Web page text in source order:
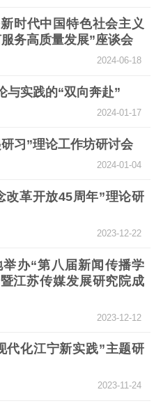
活动 紫艺舞台
文明
典型
宣传
全民国防教育
保护利
用
阅读
出版监管
打非
电影市场
时代中国特色社会主义
务高质量发展”座谈会
2024-06-18
与实践的“双向奔赴”
2024-01-17
习”理论工作坊研讨会
2024-01-04
改革开放45周年”理论研
2023-12-22
办“第八届新闻传播学
江苏传媒发展研究院成
2023-12-12
代化江宁新实践”主题研
2023-11-24